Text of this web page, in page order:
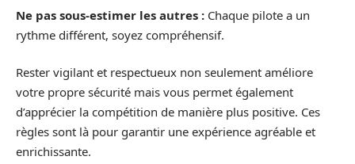
Ne pas sous-estimer les autres : Chaque pilote a un
rythme différent, soyez compréhensif.
Rester vigilant et respectueux non seulement améliore
votre propre sécurité mais vous permet également
d’apprécier la compétition de manière plus positive. Ces
règles sont là pour garantir une expérience agréable et
enrichissante.